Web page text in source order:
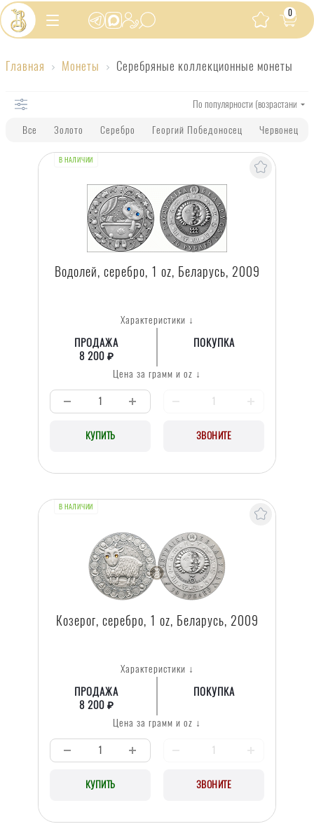
0
коллекционные
монеты
Главная Монеты Серебряные коллекционные монеты
Все Золото Серебро Георгий Победоносец Червонец
В НАЛИЧИИ
Водолей, серебро, 1 oz, Беларусь, 2009
Характеристики ↓
ПРОДАЖА
8 200 ₽
ПОКУПКА
Цена за грамм и oz ↓
КУПИТЬ ЗВОНИТЕ
В НАЛИЧИИ
Козерог, серебро, 1 oz, Беларусь, 2009
Характеристики ↓
ПРОДАЖА
8 200 ₽
ПОКУПКА
Цена за грамм и oz ↓
КУПИТЬ ЗВОНИТЕ